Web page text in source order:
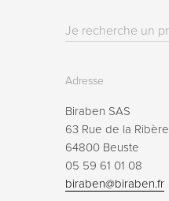
Résultat(s)
Adresse
Biraben SAS
63 Rue de la Ribère
64800 Beuste
05 59 61 01 08
biraben@biraben.fr